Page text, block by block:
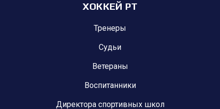
ХОККЕЙ РТ
Тренеры
Судьи
Ветераны
Воспитанники
Директора спортивных школ